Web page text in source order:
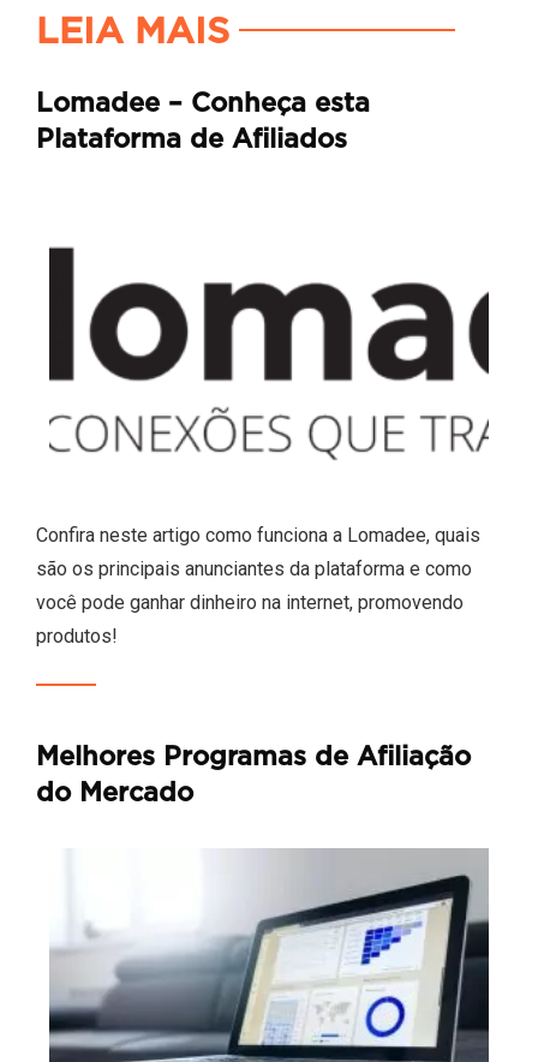
LEIA MAIS
Lomadee – Conheça esta
Plataforma de Afiliados
Confira neste artigo como funciona a Lomadee, quais
são os principais anunciantes da plataforma e como
você pode ganhar dinheiro na internet, promovendo
produtos!
Melhores Programas de Afiliação
do Mercado